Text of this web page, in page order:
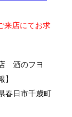
来店にてお求
酒のフヨ
春日市千歳町